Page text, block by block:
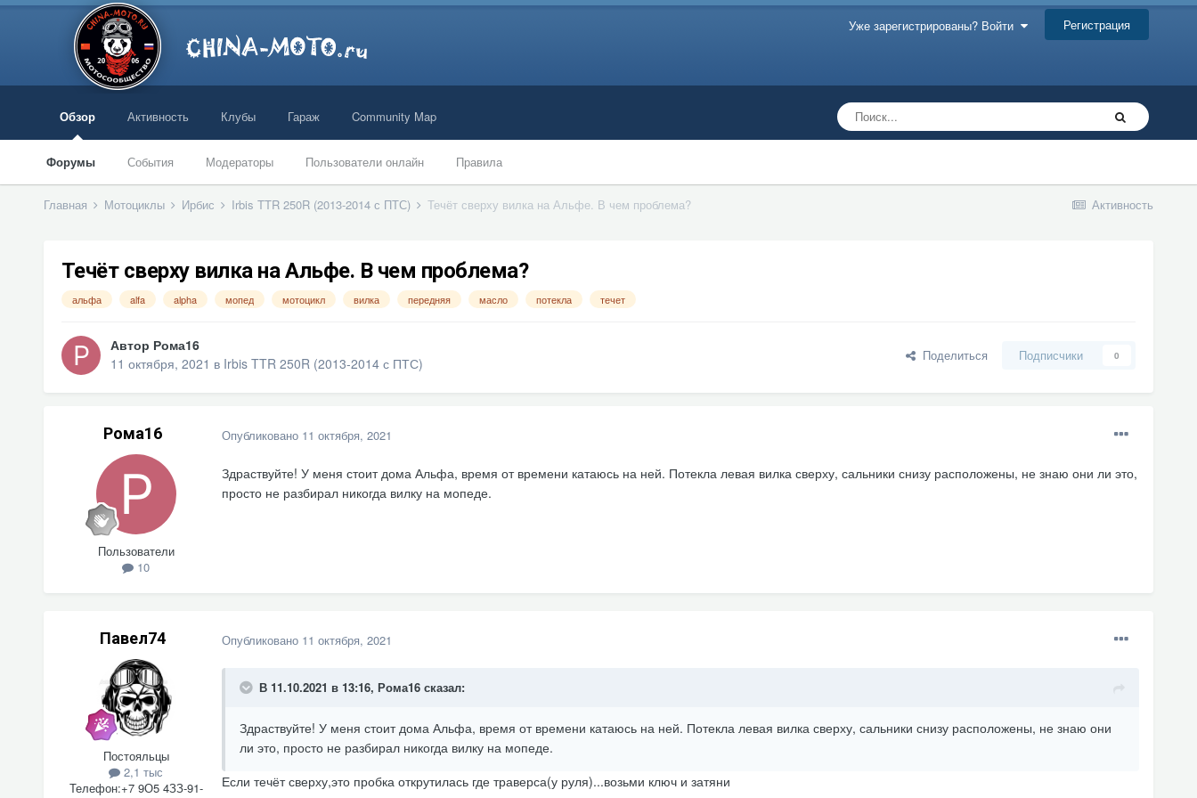
Уже зарегистрированы? Войти Регистрация
Обзор
Форумы События Модераторы Пользователи онлайн Правила
Активность Клубы Гараж Community Map
Активность
Главная Мотоциклы Ирбис Irbis TTR 250R (2013-2014 с ПТС) Течёт сверху вилка на Альфе. В чем проблема?
Течёт сверху вилка на Альфе. В чем проблема?
альфа alfa alpha мопед мотоцикл вилка передняя масло потекла течет
Автор Рома16
11 октября, 2021 в Irbis TTR 250R (2013-2014 с ПТС) Поделиться Подписчики 0
Рома16
Пользователи
10
Опубликовано 11 октября, 2021
Здраствуйте! У меня стоит дома Альфа, время от времени катаюсь на ней. Потекла левая вилка сверху, сальники снизу расположены, не знаю они ли это,
просто не разбирал никогда вилку на мопеде.
Павел74
Постояльцы
2,1 тыс
Телефон:+7 9О5 4ЗЗ-91-
Опубликовано 11 октября, 2021
В 11.10.2021 в 13:16, Рома16сказал:
Здраствуйте! У меня стоит дома Альфа, время от времени катаюсь на ней. Потекла левая вилка сверху, сальники снизу расположены, не знаю они
ли это, просто не разбирал никогда вилку на мопеде.
Если течёт сверху,это пробка открутилась где траверса(у руля)...возьми ключ и затяни